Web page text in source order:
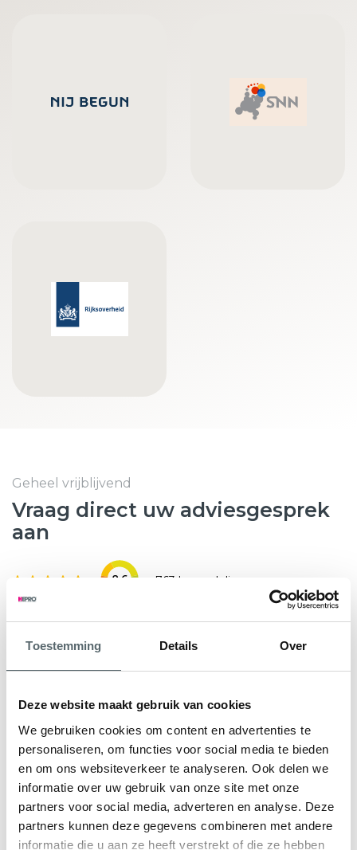
Toestemming Details Over
Deze website maakt gebruik van cookies
We gebruiken cookies om content en advertenties te
personaliseren, om functies voor social media te bieden
en om ons websiteverkeer te analyseren. Ook delen we
informatie over uw gebruik van onze site met onze
partners voor social media, adverteren en analyse. Deze
partners kunnen deze gegevens combineren met andere
informatie die u aan ze heeft verstrekt of die ze hebben
Geheel vrijblijvend
Vraag direct uw adviesgesprek
aan
8.6 763 beoordelingen
kunststof kozijnen, HR++ glas of andere
verduurzamingsmaatregelen? Hepro helpt u graag verder.
woning. We geven direct inzicht in de subsidieregeling Nij
Begun en eventuele aanvullende regelingen.
U ontvangt een persoonlijk advies en een heldere offerte
op maat, zodat u precies weet waar u aan toe bent.